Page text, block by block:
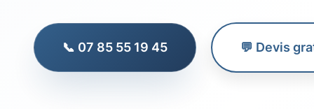
📞 07 85 55 19 45 💬 Devis